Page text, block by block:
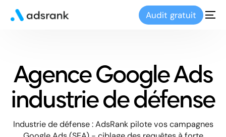
Audit gratuit
Agence Google Ads
industrie de défense
Industrie de défense : AdsRank pilote vos campagnes